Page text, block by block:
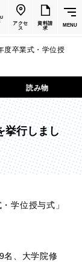
アクセ
ス
資料請
求
MENU
度卒業式・学位授
読み物
挙行しまし
学位授与式」
名、大学院修